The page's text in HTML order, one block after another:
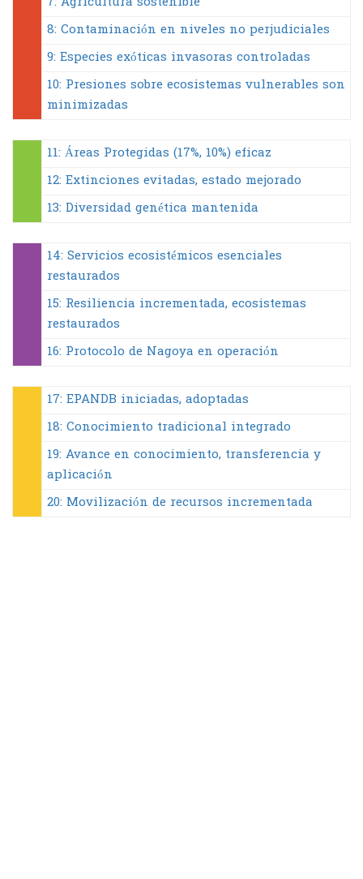
8: Contaminación en niveles no perjudiciales
9: Especies exóticas invasoras controladas
10: Presiones sobre ecosistemas vulnerables son
minimizadas
11: Áreas Protegidas (17%, 10%) eficaz
12: Extinciones evitadas, estado mejorado
13: Diversidad genética mantenida
14: Servicios ecosistémicos esenciales
restaurados
15: Resiliencia incrementada, ecosistemas
restaurados
16: Protocolo de Nagoya en operación
17: EPANDB iniciadas, adoptadas
18: Conocimiento tradicional integrado
19: Avance en conocimiento, transferencia y
aplicación
20: Movilización de recursos incrementada